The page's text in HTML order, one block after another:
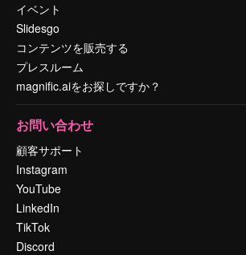
イベント
Slidesgo
コンテンツを販売する
プレスルーム
magnific.aiをお探しですか？
お問い合わせ
顧客サポート
Instagram
YouTube
LinkedIn
TikTok
Discord